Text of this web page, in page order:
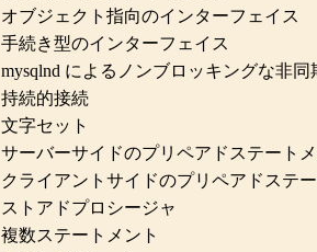
オブジェクト指向のインターフェイス
手続き型のインターフェイス
mysqlnd によるノンブロッキングな非同
持続的接続
文字セット
サーバーサイドのプリペアドステート
クライアントサイドのプリペアドステ
ストアドプロシージャ
複数ステートメント